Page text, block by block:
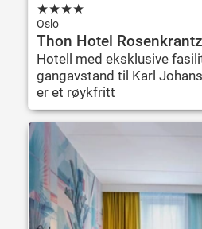
★★★★
Oslo
Thon Hotel
Hotell med eksklusive
gangavstand til Karl
er et røykfritt